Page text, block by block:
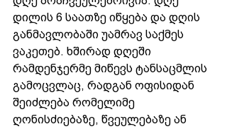
დილის 6 საათზე იწყება და დღის
განმავლობაში უამრავ საქმეს
ვაკეთებ. ხშირად დღეში
რამდენჯერმე მიწევს ტანსაცმლის
გამოცვლაც, რადგან ოფისიდან
შეიძლება რომელიმე
ღონისძიებაზე, წვეულებაზე ან